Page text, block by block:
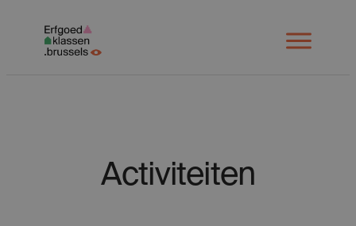
Open
menu
Activiteiten